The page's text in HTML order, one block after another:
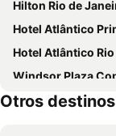
Hilton Rio de Janeiro
Hotel Atlântico
Hotel Atlântico Rio
Windsor Plaza
Corinto Hotel
Otros